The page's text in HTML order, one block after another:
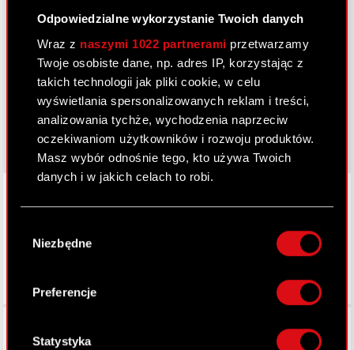
Odpowiedzialne wykorzystanie Twoich danych
Wraz z naszymi 1022 partnerami przetwarzamy
Twoje osobiste dane, np. adres IP, korzystając z
takich technologii jak pliki cookie, w celu
wyświetlania spersonalizowanych reklam i treści,
analizowania tychże, wychodzenia naprzeciw
oczekiwaniom użytkowników i rozwoju produktów.
Masz wybór odnośnie tego, kto używa Twoich
danych i w jakich celach to robi.
Gromadzić dane dotyczące Twojej
lokalizacji geograficznej z dokładnością nawet
Identyfikować Twoje urządzenie, aktywnie
analizując charakteryzującego je zbiory
palca)
zgody
Niezbędne
Preferencje
Statystyka
Dowiedz się więcej:
thewitcher.com
cyberpunk.net
gear.cdprojektred.com